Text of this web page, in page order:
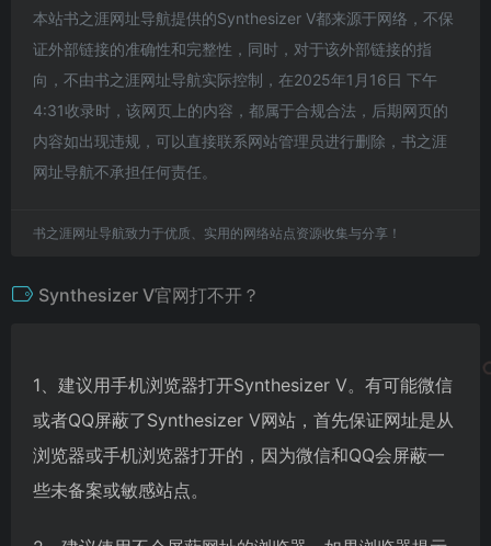
本站书之涯网址导航提供的Synthesizer V都来源于网络，不保
证外部链接的准确性和完整性，同时，对于该外部链接的指
向，不由书之涯网址导航实际控制，在2025年1月16日 下午
4:31收录时，该网页上的内容，都属于合规合法，后期网页的
内容如出现违规，可以直接联系网站管理员进行删除，书之涯
网址导航不承担任何责任。
书之涯网址导航致力于优质、实用的网络站点资源收集与分享！
Synthesizer V官网打不开？
1、建议用手机浏览器打开Synthesizer V。有可能微信
或者QQ屏蔽了Synthesizer V网站，首先保证网址是从
浏览器或手机浏览器打开的，因为微信和QQ会屏蔽一
些未备案或敏感站点。